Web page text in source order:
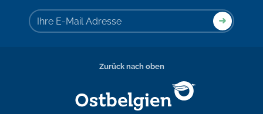
Zurück nach oben